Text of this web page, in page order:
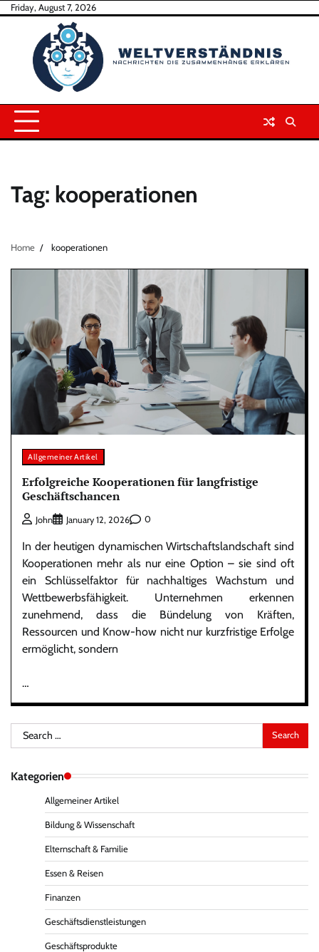
SkipFriday, August 7, 2026
Tag: kooperationen
Home kooperationen
Allgemeiner Artikel
Erfolgreiche Kooperationen für langfristige
Geschäftschancen
John January 12, 2026 0
In der heutigen dynamischen Wirtschaftslandschaft sind
Kooperationen mehr als nur eine Option – sie sind oft
ein Schlüsselfaktor für nachhaltiges Wachstum und
Wettbewerbsfähigkeit. Unternehmen erkennen
zunehmend, dass die Bündelung von Kräften,
Ressourcen und Know-how nicht nur kurzfristige Erfolge
ermöglicht, sondern
…
Search
for:
Kategorien
Allgemeiner Artikel
Bildung & Wissenschaft
Elternschaft & Familie
Essen & Reisen
Finanzen
Geschäftsdienstleistungen
Geschäftsprodukte